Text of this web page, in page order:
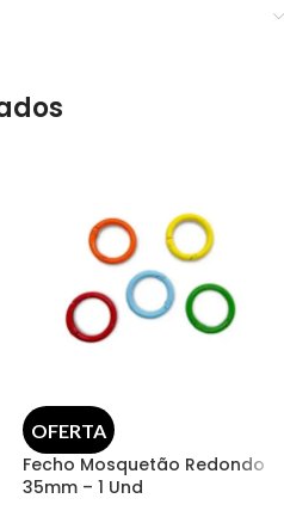
OFERTA
Fecho Mosquetão Redondo
35mm – 1 Und